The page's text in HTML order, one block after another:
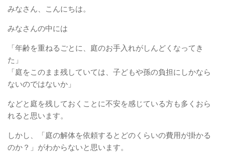
みなさん、こんにちは。
みなさんの中には
「年齢を重ねるごとに、庭のお手入れがしんどくなってき
た」
「庭をこのまま残していては、子どもや孫の負担にしかなら
ないのではないか」
などと庭を残しておくことに不安を感じている方も多くおら
れると思います。
しかし、「庭の解体を依頼するとどのくらいの費用が掛かる
のか？」がわからないと思います。